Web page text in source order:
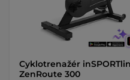
Cyklotrenažér
ZenRoute 300